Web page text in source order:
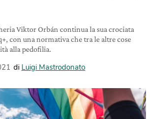
Viktor Orbán continua la sua crociata
con una normativa che tra le altre cose
alla pedofilia.
di Luigi Mastrodonato